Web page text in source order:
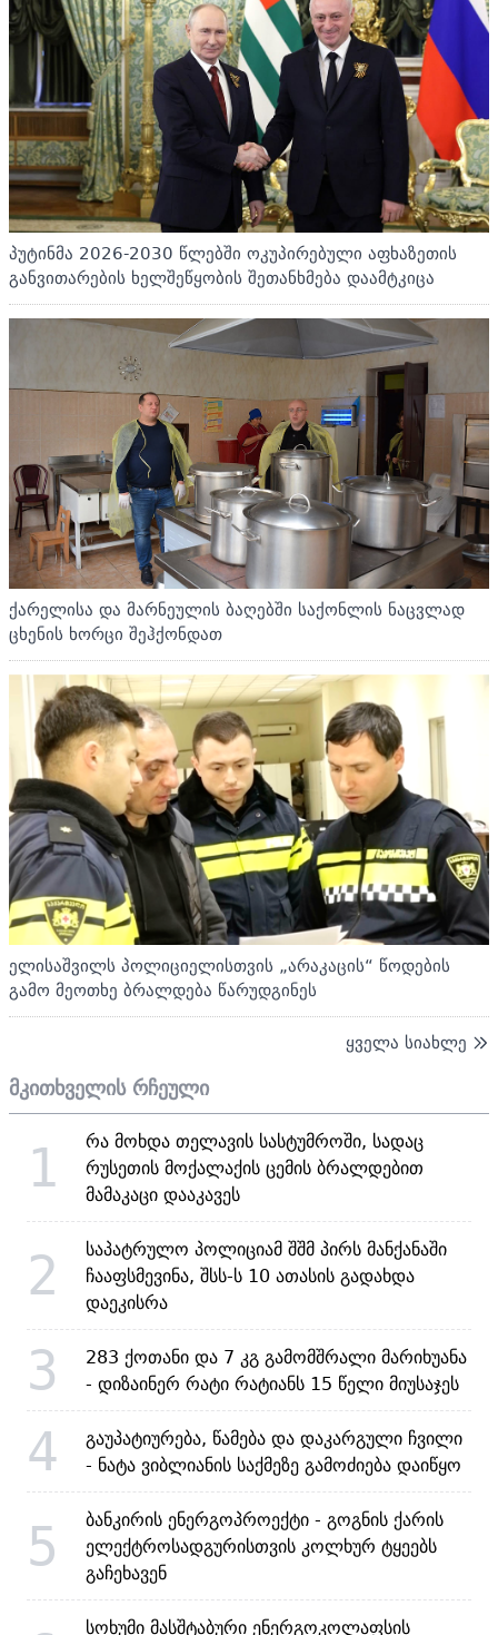
პუტინმა 2026-2030 წლებში ოკუპირებული აფხაზეთის
განვითარების ხელშეწყობის შეთანხმება დაამტკიცა
ქარელისა და მარნეულის ბაღებში საქონლის ნაცვლად
ცხენის ხორცი შეჰქონდათ
ელისაშვილს პოლიციელისთვის „არაკაცის“ წოდების
გამო მეოთხე ბრალდება წარუდგინეს
ყველა სიახლე
მკითხველის რჩეული
1
რა მოხდა თელავის სასტუმროში, სადაც
რუსეთის მოქალაქის ცემის ბრალდებით
მამაკაცი დააკავეს
2
საპატრულო პოლიციამ შშმ პირს მანქანაში
ჩააფსმევინა, შსს-ს 10 ათასის გადახდა
დაეკისრა
3
283 ქოთანი და 7 კგ გამომშრალი მარიხუანა
- დიზაინერ რატი რატიანს 15 წელი მიუსაჯეს
4
გაუპატიურება, წამება და დაკარგული ჩვილი
- ნატა ვიბლიანის საქმეზე გამოძიება დაიწყო
5
ბანკირის ენერგოპროექტი - გოგნის ქარის
ელექტროსადგურისთვის კოლხურ ტყეებს
გაჩეხავენ
სოხუმი მასშტაბური ენერგოკოლაფსის